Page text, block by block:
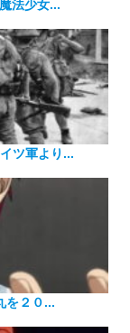
法少女...
ツ軍より...
を２０...